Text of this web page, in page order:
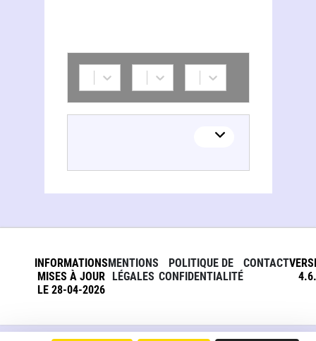
INFORMATIONS
MISES À JOUR
LE 28-04-2026
MENTIONS
LÉGALES
POLITIQUE DE
CONFIDENTIALITÉ
CONTACT